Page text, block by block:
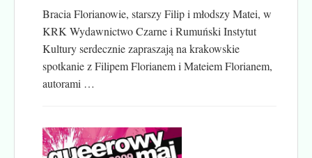
Bracia Florianowie, starszy Filip i młodszy Matei, w
KRK Wydawnictwo Czarne i Rumuński Instytut
Kultury serdecznie zapraszają na krakowskie
spotkanie z Filipem Florianem i Mateiem Florianem,
autorami …